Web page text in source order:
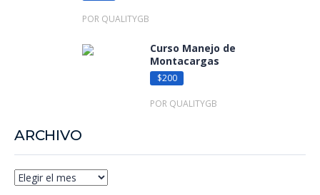
POR QUALITYGB
Curso Manejo de
Montacargas
$200
POR QUALITYGB
ARCHIVO